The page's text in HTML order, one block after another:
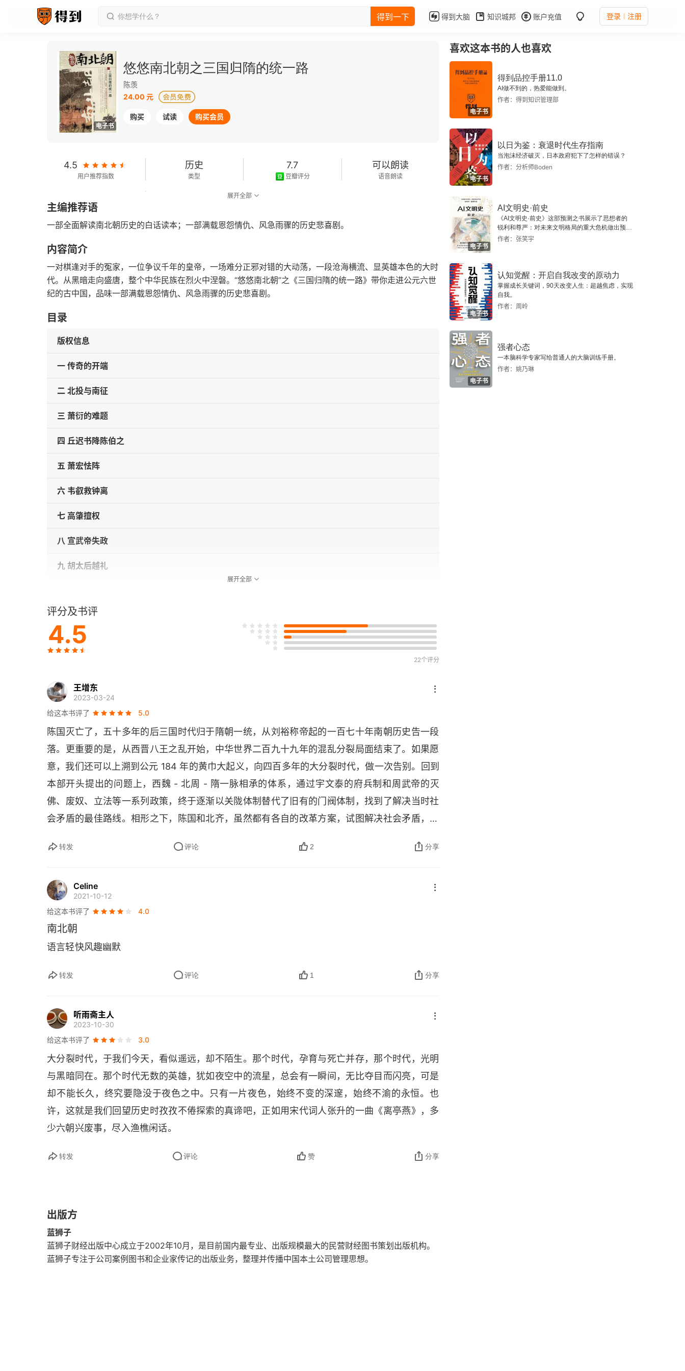
得到一下 得到大脑 知识城邦 账户充值 登录 注册
电子书
悠悠南北朝之三国归隋的统一路
陈羡
24.00 元
购买 试读 购买会员
4.5
用户推荐指数
历史
类型
7.7
豆瓣评分
可以朗读
语音朗读
字数
展开全部
主编推荐语
一部全面解读南北朝历史的白话读本；一部满载恩怨情仇、风急雨骤的历史悲喜剧。
内容简介
一对棋逢对手的冤家，一位争议千年的皇帝，一场难分正邪对错的大动荡，一段沧海横流、显英雄本色的大时
代。从黑暗走向盛唐，整个中华民族在烈火中涅磐。“悠悠南北朝”之《三国归隋的统一路》带你走进公元六世
纪的古中国，品味一部满载恩怨情仇、风急雨骤的历史悲喜剧。
目录
版权信息
一 传奇的开端
二 北投与南征
三 萧衍的难题
四 丘迟书降陈伯之
五 萧宏怯阵
六 韦叡救钟离
七 高肇擅权
八 宣武帝失政
九 胡太后越礼
十一 六镇起事
十二 武川宇文氏
十四 河阴惨案
十五 白袍将军陈庆之
十七 手刃权臣
十八 高欢信都起兵
十九 双骄初会
二二 沙苑大战
二三 争夺洛阳
二四 没有硝烟的战场
一 佛门天子
二 强者的暮年
三 各怀鬼胎
四 跛足狼王
五 侯景的阴谋
九 围困台城
十 胸臆英雄泪
十一 名将们的归宿
展开全部
评分及书评
4.5
22个评分
王增东
2023-03-24
给这本书评了
5.0
陈国灭亡了，五十多年的后三国时代归于隋朝一统，从刘裕称帝起的一百七十年南朝历史告一段
落。更重要的是，从西晋八王之乱开始，中华世界二百九十九年的混乱分裂局面结束了。如果愿
意，我们还可以上溯到公元 184 年的黄巾大起义，向四百多年的大分裂时代，做一次告别。回到
本部开头提出的问题上，西魏 - 北周 - 隋一脉相承的体系，通过宇文泰的府兵制和周武帝的灭
佛、废奴、立法等一系列政策，终于逐渐以关陇体制替代了旧有的门阀体制，找到了解决当时社
会矛盾的最佳路线。相形之下，陈国和北齐，虽然都有各自的改革方案，试图解决社会矛盾，但
之前几百年来所有的统治者聪明、能干，他们的成功，在于所处的环境比较巧，所遇的困难比较
熟悉，而外国人最感到不可思议的一句话：“合久必分，分久必合。” 大分裂时代，于我们今天，
的英雄，犹如夜空中的流星，总会有一瞬间，无比夺目而闪亮，可是却不能长久，终究要隐没于
夜色之中。只有一片夜色，始终不变的深邃，始终不渝的永恒。也许，那就是我们回望历史时孜
的一曲《离亭燕》收场，以为跋。一带江山如画，风物向秋潇洒。水浸碧天何处断？霁色冷光相
话。怅望倚层楼，寒日无言西下。
转发 评论 2 分享
Celine
2021-10-12
给这本书评了
4.0
南北朝
语言轻快风趣幽默
转发 评论 1 分享
听雨斋主人
2023-10-30
给这本书评了
3.0
大分裂时代，于我们今天，看似遥远，却不陌生。那个时代，孕育与死亡并存，那个时代，光明
与黑暗同在。那个时代无数的英雄，犹如夜空中的流星，总会有一瞬间，无比夺目而闪亮，可是
却不能长久，终究要隐没于夜色之中。只有一片夜色，始终不变的深邃，始终不渝的永恒。也
许，这就是我们回望历史时孜孜不倦探索的真谛吧，正如用宋代词人张升的一曲《离亭燕》，多
少六朝兴废事，尽入渔樵闲话。
转发 评论 赞 分享
出版方
蓝狮子
蓝狮子财经出版中心成立于2002年10月，是目前国内最专业、出版规模最大的民营财经图书策划出版机构。
蓝狮子专注于公司案例图书和企业家传记的出版业务，整理并传播中国本土公司管理思想。
喜欢这本书的人也喜欢
电子书
得到品控手册11.0
AI做不到的，热爱能做到。
作者：得到知识管理部
电子书
以日为鉴：衰退时代生存指南
当泡沫经济破灭，日本政府犯下了怎样的错误？
作者：分析师Boden
电子书
AI文明史·前史
《AI文明史·前史》这部预测之书展示了思想者的
锐利和尊严：对未来文明格局的重大危机做出预
警，提示人类做出智慧的选择。
作者：张笑宇
电子书
认知觉醒：开启自我改变的原动力
掌握成长关键词，90天改变人生：超越焦虑，实现
自我。
作者：周岭
电子书
强者心态
一本脑科学专家写给普通人的大脑训练手册。
作者：姚乃琳